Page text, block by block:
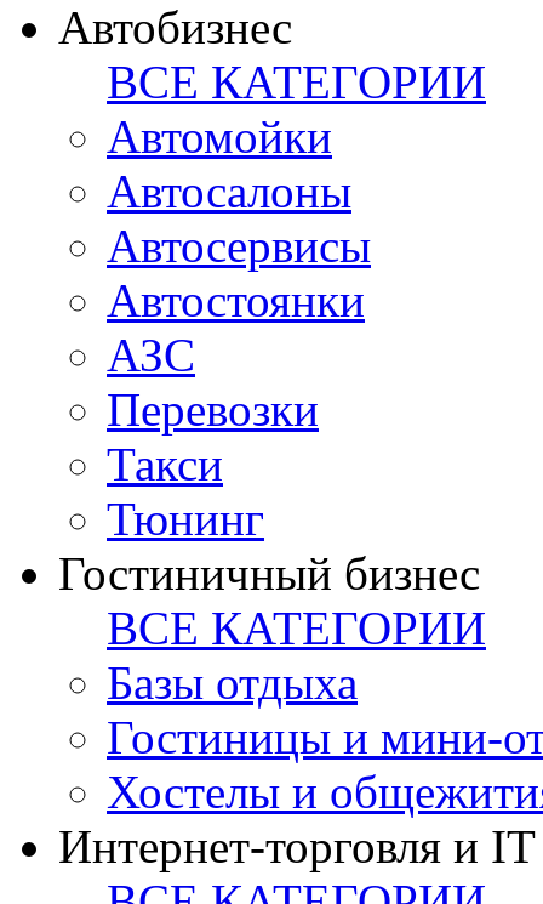
Автобизнес
ВСЕ КАТЕГОРИИ
Автомойки
Автосалоны
Автосервисы
Автостоянки
АЗС
Перевозки
Такси
Тюнинг
Гостиничный бизнес
ВСЕ КАТЕГОРИИ
Базы отдыха
Гостиницы и мини-
Хостелы и
Интернет-торговля и IT